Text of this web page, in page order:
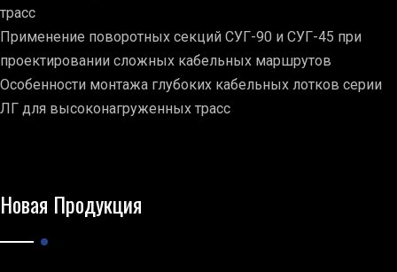
трасс
Применение поворотных секций СУГ-90 и СУГ-45 при
проектировании сложных кабельных маршрутов
Особенности монтажа глубоких кабельных лотков серии
ЛГ для высоконагруженных трасс
Новая Продукция